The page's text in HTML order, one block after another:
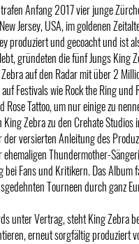
Anfang 2017 vier junge
Jersey, USA, im goldenen
produziert und gecoacht und ist
gründeten die fünf Jungs King
auf den Radar mit über 2
Festivals wie Rock the Ring
Rose Tattoo, um nur einige zu
Zebra zu den Crehate Studios
versierten Anleitung des
Thundermother-
bei Fans und Kritikern. Das Album
Tourneen durch ganz
unter Vertrag, steht King Zebra
erneut sorgfältig produziert